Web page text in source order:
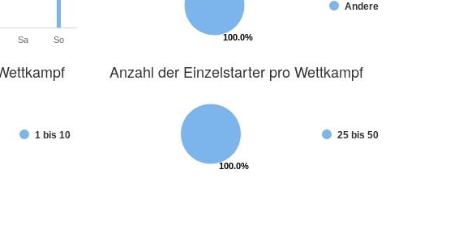
Sa So 100.0%
100.0%
Andere
1 bis 10
Anzahl der Einzelstarter pro Wettkampf
100.0%
100.0%
25 bis 50